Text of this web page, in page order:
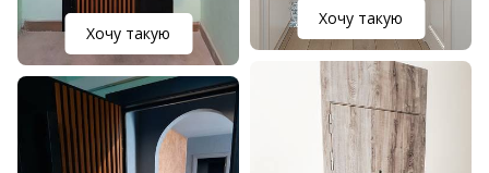
Хочу такую
Хочу такую